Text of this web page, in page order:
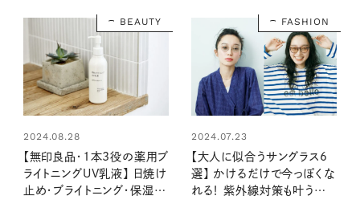
BEAUTY
2024.08.28
【無印良品・1本3役の薬用ブ
ライトニングUV乳液】 日焼け
止め・ブライトニング・保湿が
FASHION
2024.07.23
【大人に似合うサングラス6
選】 かけるだけで今っぽくな
れる！ 紫外線対策も叶うおし